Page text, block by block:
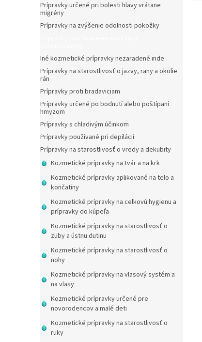
Prípravky určené pri bolesti hlavy vrátane
migrény
Prípravky na zvýšenie odolnosti pokožky
Iné kozmetické prípravky nezaradené inde
Prípravky na starostlivosť o jazvy, rany a okolie
rán
Prípravky proti bradaviciam
Prípravky určené po bodnutí alebo poštípaní
hmyzom
Prípravky s chladivým účinkom
Prípravky používané pri depilácii
Prípravky na starostlivosť o vredy a dekubity
Kozmetické prípravky na tvár a na krk
Kozmetické prípravky aplikované na telo a
končatiny
Kozmetické prípravky na celkovú hygienu a
prípravky do kúpeľa
Kozmetické prípravky na starostlivosť o
zuby a ústnu dutinu
Kozmetické prípravky na starostlivosť o
nohy
Kozmetické prípravky na vlasový systém a
na vlasy
Kozmetické prípravky určené pre
novorodencov a malé deti
Kozmetické prípravky na starostlivosť o
ruky